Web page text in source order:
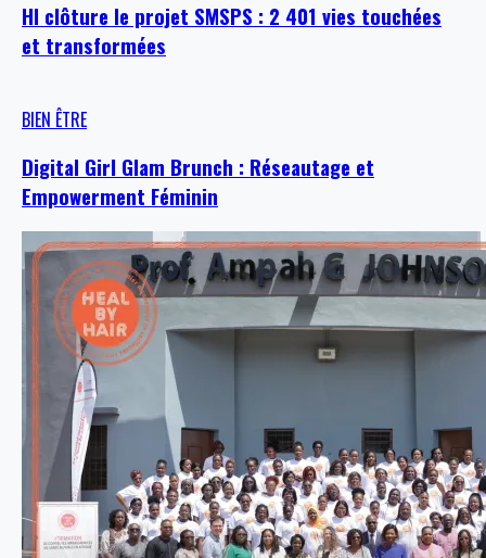
HI clôture le projet SMSPS : 2 401 vies touchées
et transformées
BIEN ÊTRE
Digital Girl Glam Brunch : Réseautage et
Empowerment Féminin